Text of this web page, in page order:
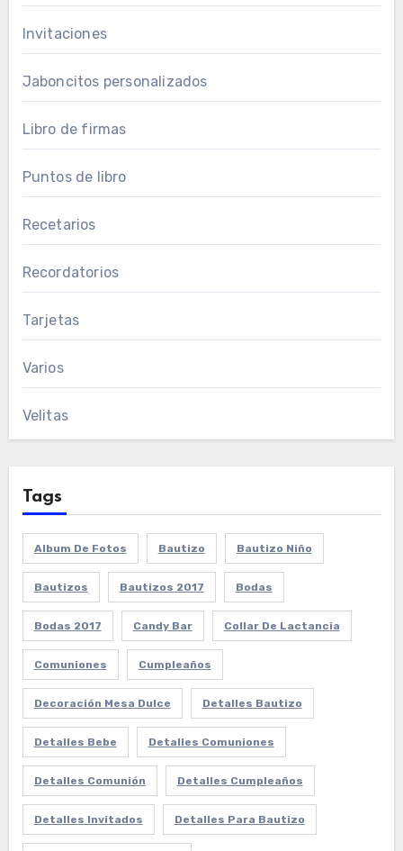
Invitaciones
Jaboncitos personalizados
Libro de firmas
Puntos de libro
Recetarios
Recordatorios
Tarjetas
Varios
Velitas
Tags
Album De Fotos Bautizo Bautizo Niño
Bautizos Bautizos 2017 Bodas
Bodas 2017 Candy Bar Collar De Lactancia
Comuniones Cumpleaños
Decoración Mesa Dulce Detalles Bautizo
Detalles Bebe Detalles Comuniones
Detalles Comunión Detalles Cumpleaños
Detalles Invitados Detalles Para Bautizo